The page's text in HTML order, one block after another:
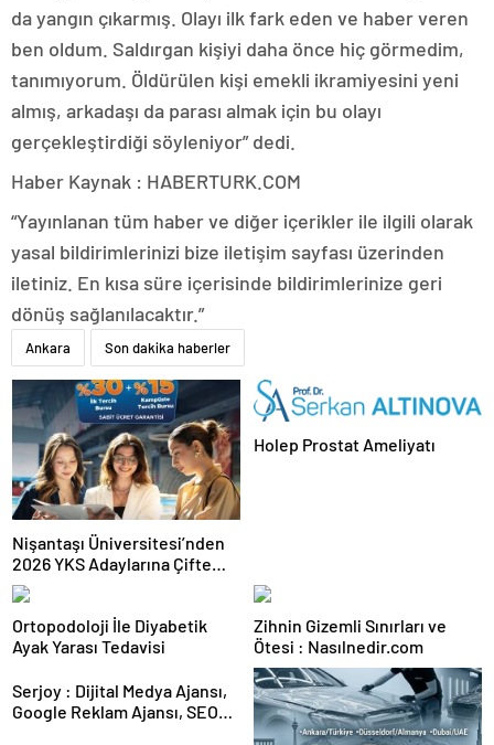
da yangın çıkarmış. Olayı ilk fark eden ve haber veren
ben oldum. Saldırgan kişiyi daha önce hiç görmedim,
tanımıyorum. Öldürülen kişi emekli ikramiyesini yeni
almış, arkadaşı da parası almak için bu olayı
gerçekleştirdiği söyleniyor” dedi.
Haber Kaynak : HABERTURK.COM
“Yayınlanan tüm haber ve diğer içerikler ile ilgili olarak
yasal bildirimlerinizi bize iletişim sayfası üzerinden
iletiniz. En kısa süre içerisinde bildirimlerinize geri
dönüş sağlanılacaktır.”
Ankara Son dakika haberler
Nişantaşı Üniversitesi’nden
2026 YKS Adaylarına Çifte
Güvence: Sabit Ücret ve
Kesintisiz Burs
Holep Prostat Ameliyatı
Ortopodoloji İle Diyabetik
Ayak Yarası Tedavisi
Zihnin Gizemli Sınırları ve
Ötesi : Nasılnedir.com
Serjoy : Dijital Medya Ajansı,
Google Reklam Ajansı, SEO